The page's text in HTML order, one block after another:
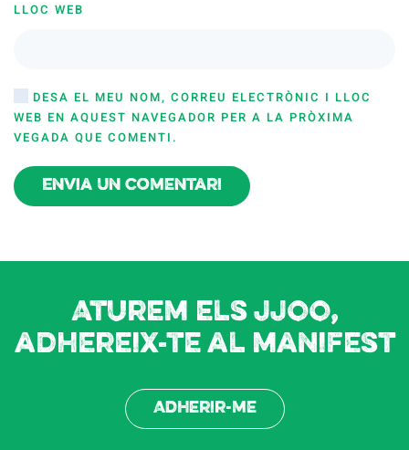
LLOC WEB
DESA EL MEU NOM, CORREU ELECTRÒNIC I LLOC
WEB EN AQUEST NAVEGADOR PER A LA PRÒXIMA
VEGADA QUE COMENTI.
Envia un comentari
Aturem els JJOO,
adhereix-te al manifest
Adherir-me